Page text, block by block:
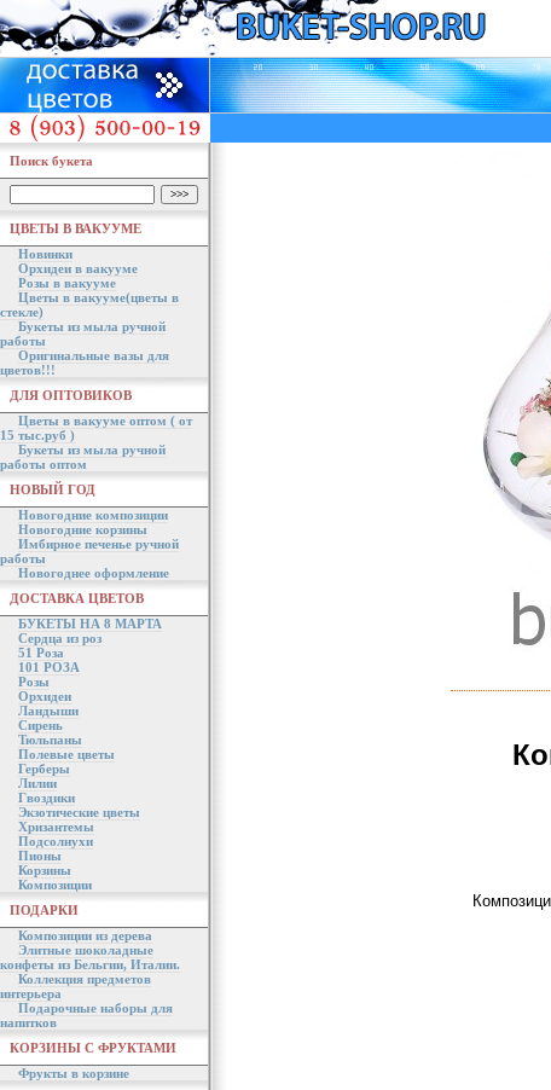
Поиск букета
ЦВЕТЫ В ВАКУУМЕ
Новинки
Орхидеи в вакууме
Розы в вакууме
Цветы в вакууме(цветы в
стекле)
Букеты из мыла ручной
работы
Оригинальные вазы для
цветов!!!
ДЛЯ ОПТОВИКОВ
Цветы в вакууме оптом ( от
15 тыс.руб )
Букеты из мыла ручной
работы оптом
НОВЫЙ ГОД
Новогодние композиции
Новогодние корзины
Имбирное печенье ручной
работы
Новогоднее оформление
ДОСТАВКА ЦВЕТОВ
БУКЕТЫ НА 8 МАРТА
Сердца из роз
51 Роза
101 РОЗА
Розы
Орхидеи
Ландыши
Сирень
Тюльпаны
Полевые цветы
Герберы
Лилии
Гвоздики
Экзотические цветы
Хризантемы
Подсолнухи
Пионы
Корзины
Композиции
ПОДАРКИ
Композиции из дерева
Элитные шоколадные
конфеты из Бельгии, Италии.
Коллекция предметов
интерьера
Подарочные наборы для
напитков
КОРЗИНЫ С ФРУКТАМИ
Фрукты в корзине